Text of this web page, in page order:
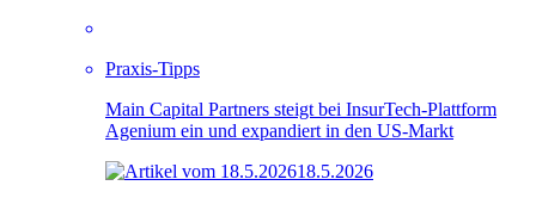
Praxis-Tipps
Main Capital Partners steigt bei InsurTech-Plattform
Agenium ein und expandiert in den US-Markt
18.5.2026